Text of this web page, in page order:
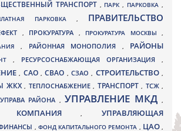
ТРАНСПОРТ , ПАРК, ПАРКОВКА ,
ПАРКОВКА , ПРАВИТЕЛЬСТВО
, ПРОКУРАТУРА , ПРОКУРАТУРА МОСКВЫ ,
, РАЙОННАЯ МОНОПОЛИЯ , РАЙОНЫ
, РЕСУРСОСНАБЖАЮЩАЯ ОРГАНИЗАЦИЯ ,
, САО,СВАО ,СЗАО, СТРОИТЕЛЬСТВО,
ЖКХ , ТЕПЛОСНАБЖЕНИЕ , ТРАНСПОРТ , ТСЖ ,
УПРАВА РАЙОНА , УПРАВЛЕНИЕ МКД ,
КОМПАНИЯ,УПРАВЛЯЮЩАЯ
, ФОНД КАПИТАЛЬНОГО РЕМОНТА , ЦАО,